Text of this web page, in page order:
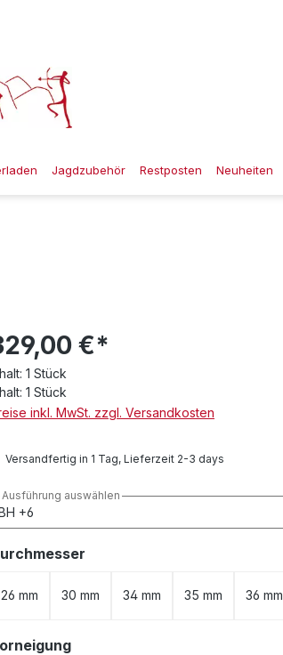
Jagdzubehör Restposten Neuheiten
€*
1 Stück
1 Stück
inkl. MwSt. zzgl. Versandkosten
Versandfertig in 1 Tag, Lieferzeit 2-3 days
Ausführung auswählen
26 mm 30 mm 34 mm 35 mm 36 mm
auswählen